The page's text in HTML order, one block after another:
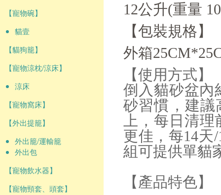
【寵物碗】
貓壹
【貓狗籠】
【寵物涼枕/涼床】
涼床
【寵物窩床】
【外出提籠】
外出籠/運輸籠
外出包
【寵物飲水器】
【寵物頸套、頭套】
12公升(重量
【包裝規格】
外箱
【使用方式】
倒入貓砂盆內
砂習慣，建議
上，每日清
更佳，每14天
組可提供單貓
【產品特色】